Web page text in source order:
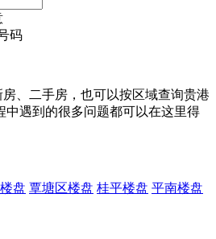
码
、二手房，也可以按区域查询贵港
中遇到的很多问题都可以在这里得
盘 覃塘区楼盘 桂平楼盘 平南楼盘